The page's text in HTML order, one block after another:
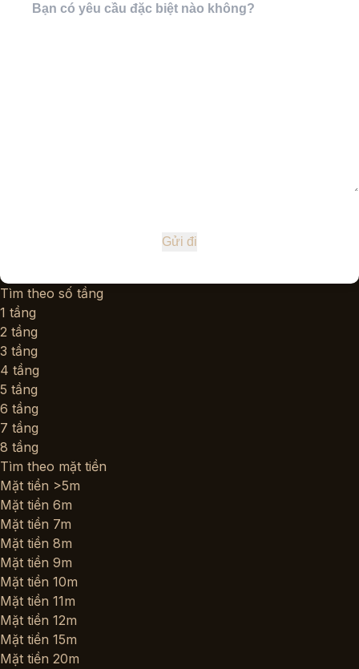
Tìm theo số tầng
1 tầng
2 tầng
3 tầng
4 tầng
5 tầng
6 tầng
7 tầng
8 tầng
Tìm theo mặt tiền
Mặt tiền >5m
Mặt tiền 6m
Mặt tiền 7m
Mặt tiền 8m
Mặt tiền 9m
Mặt tiền 10m
Mặt tiền 11m
Mặt tiền 12m
Mặt tiền 15m
Mặt tiền 20m